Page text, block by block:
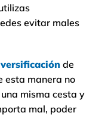
evitar males
de
esta manera no
misma cesta y
mal, poder